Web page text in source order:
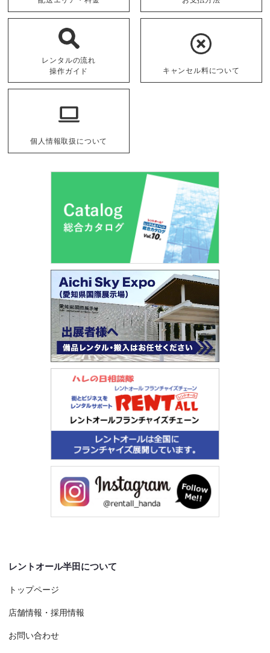
レンタルの流れ
操作ガイド
キャンセル料について
個人情報取扱について
レントオール半田について
トップページ
店舗情報・採用情報
お問い合わせ